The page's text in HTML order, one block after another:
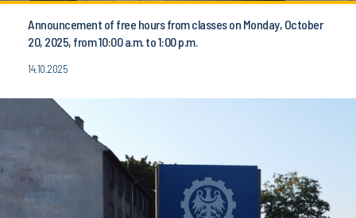
Announcement of free hours from classes on Monday, October
20, 2025, from 10:00 a.m. to 1:00 p.m.
14.10.2025